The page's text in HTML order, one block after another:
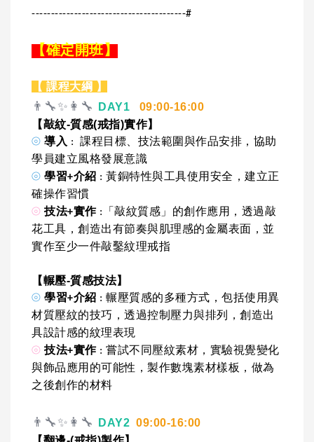
----------------------------------------#
【確定開班】
【 課程大綱 】
👨‍🔧✨👩‍🔧 DAY1
09:00-16:00
【敲紋-質感(戒指)實作】
⦾ 導入 : 課程目標、技法範圍與作品安排，協助
學員建立風格發展意識
⦾ 學習+介紹 : 黃銅特性與工具使用安全，建立正
確操作習慣
⦾ 技法+實作:「敲紋質感」的創作應用，透過敲
花工具，創造出有節奏與肌理感的金屬表面，並
實作至少一件敲鑿紋理戒指
【輾壓-質感技法】
⦾ 學習+介紹 : 輾壓質感的多種方式，包括使用異
材質壓紋的技巧，透過控制壓力與排列，創造出
具設計感的紋理表現
⦾ 技法+實作: 嘗試不同壓紋素材，實驗視覺變化
與飾品應用的可能性，製作數塊素材樣板，做為
之後創作的材料
👨‍🔧✨👩‍🔧 DAY2 09:00-16:00